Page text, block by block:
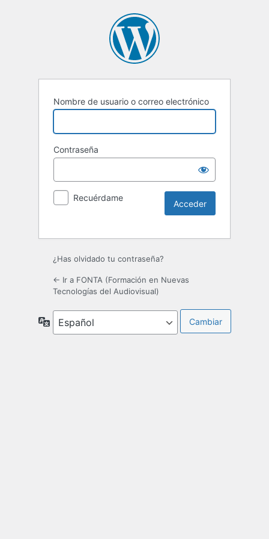
Nombre de usuario o correo electrónico
Contraseña
Recuérdame
¿Has olvidado tu contraseña?
← Ir a FONTA (Formación en Nuevas
Tecnologías del Audiovisual)
Idioma